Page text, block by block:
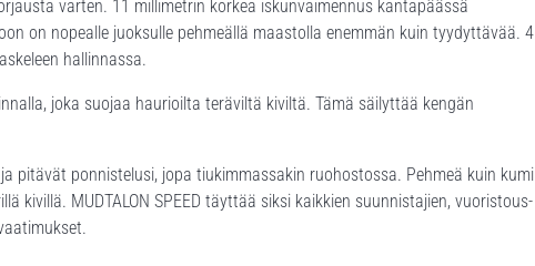
varten. 11 millimetrin korkea iskunvaimennus kantapäässä
on nopealle juoksulle pehmeällä maastolla enemmän kuin tyydyttävää. 4
hallinnassa.
joka suojaa haurioilta teräviltä kiviltä. Tämä säilyttää kengän
pitävät ponnistelusi, jopa tiukimmassakin ruohostossa. Pehmeä kuin kumi
kivillä. MUDTALON SPEED täyttää siksi kaikkien suunnistajien, vuoristous-